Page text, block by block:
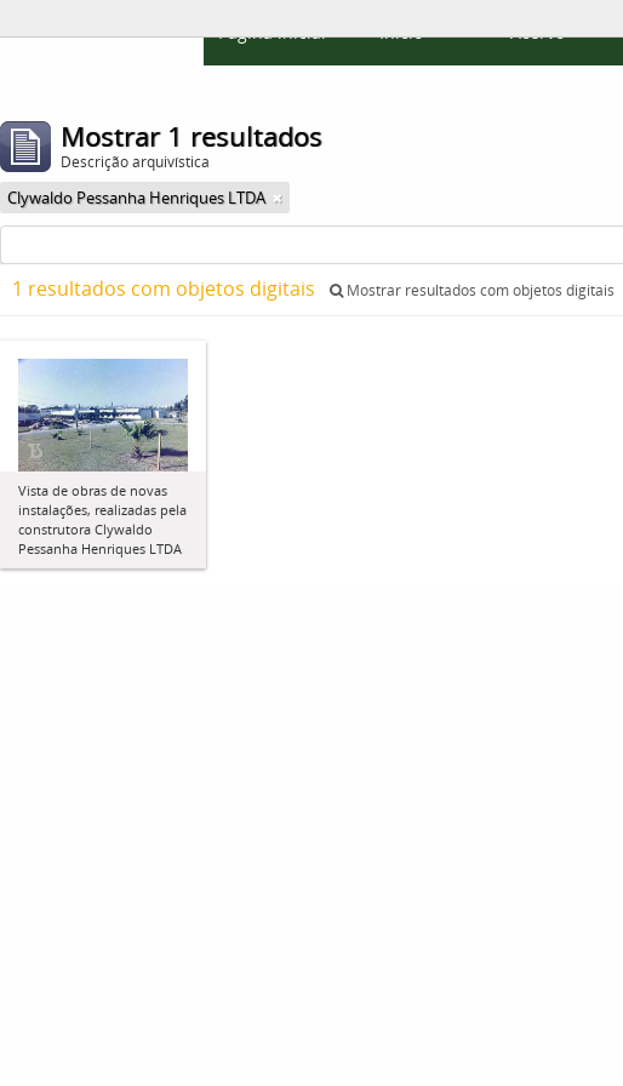
Página inicial Início Acervo
Mostrar 1 resultados
Descrição arquivística
Clywaldo Pessanha Henriques LTDA
1 resultados com objetos digitais Mostrar resultados com objetos digitais
Vista de obras de novas
instalações, realizadas pela
construtora Clywaldo
Pessanha Henriques LTDA